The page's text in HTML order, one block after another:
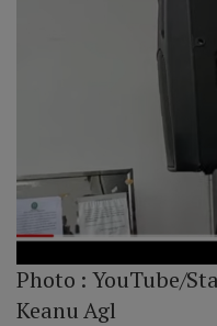
Photo :YouTube/
Keanu Agl